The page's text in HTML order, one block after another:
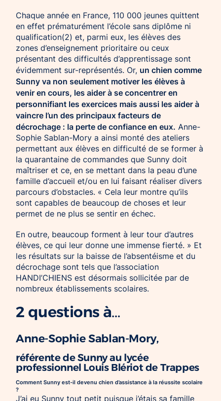
Chaque année en France, 110 000 jeunes quittent
en effet prématurément l’école sans diplôme ni
qualification(2) et, parmi eux, les élèves des
zones d’enseignement prioritaire ou ceux
présentant des difficultés d’apprentissage sont
évidemment sur-représentés. Or, un chien comme
Sunny va non seulement motiver les élèves à
venir en cours, les aider à se concentrer en
personnifiant les exercices mais aussi les aider à
vaincre l’un des principaux facteurs de
décrochage : la perte de confiance en eux. Anne-
Sophie Sablan-Mory a ainsi monté des ateliers
permettant aux élèves en difficulté de se former à
la quarantaine de commandes que Sunny doit
maîtriser et ce, en se mettant dans la peau d’une
famille d’accueil et/ou en lui faisant réaliser divers
parcours d’obstacles. « Cela leur montre qu’ils
sont capables de beaucoup de choses et leur
permet de ne plus se sentir en échec.
En outre, beaucoup forment à leur tour d’autres
élèves, ce qui leur donne une immense fierté. » Et
les résultats sur la baisse de l’absentéisme et du
décrochage sont tels que l’association
HANDI’CHIENS est désormais sollicitée par de
nombreux établissements scolaires.
2 questions à…
Anne-Sophie Sablan-Mory,
référente de Sunny au lycée
professionnel Louis Blériot de Trappes
Comment Sunny est-il devenu chien d’assistance à la réussite scolaire
?
J’ai eu Sunny tout petit puisque j’étais sa famille